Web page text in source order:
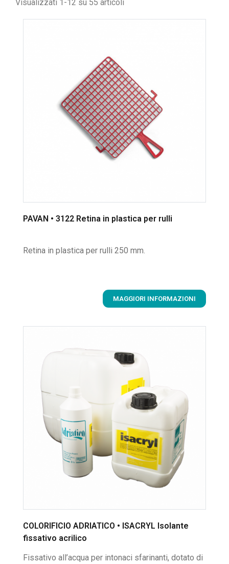
Visualizzati 1-12 su 55 articoli
PAVAN • 3122 Retina in plastica per rulli
Retina in plastica per rulli 250 mm.
MAGGIORI INFORMAZIONI
COLORIFICIO ADRIATICO • ISACRYL Isolante
fissativo acrilico
Fissativo all’acqua per intonaci sfarinanti, dotato di